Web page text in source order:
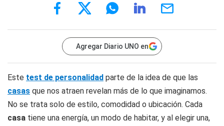
Agregar Diario UNO en
Este test de personalidad parte de la idea de que las
casas que nos atraen revelan más de lo que imaginamos.
No se trata solo de estilo, comodidad o ubicación. Cada
casa tiene una energía, un modo de habitar, y al elegir una,